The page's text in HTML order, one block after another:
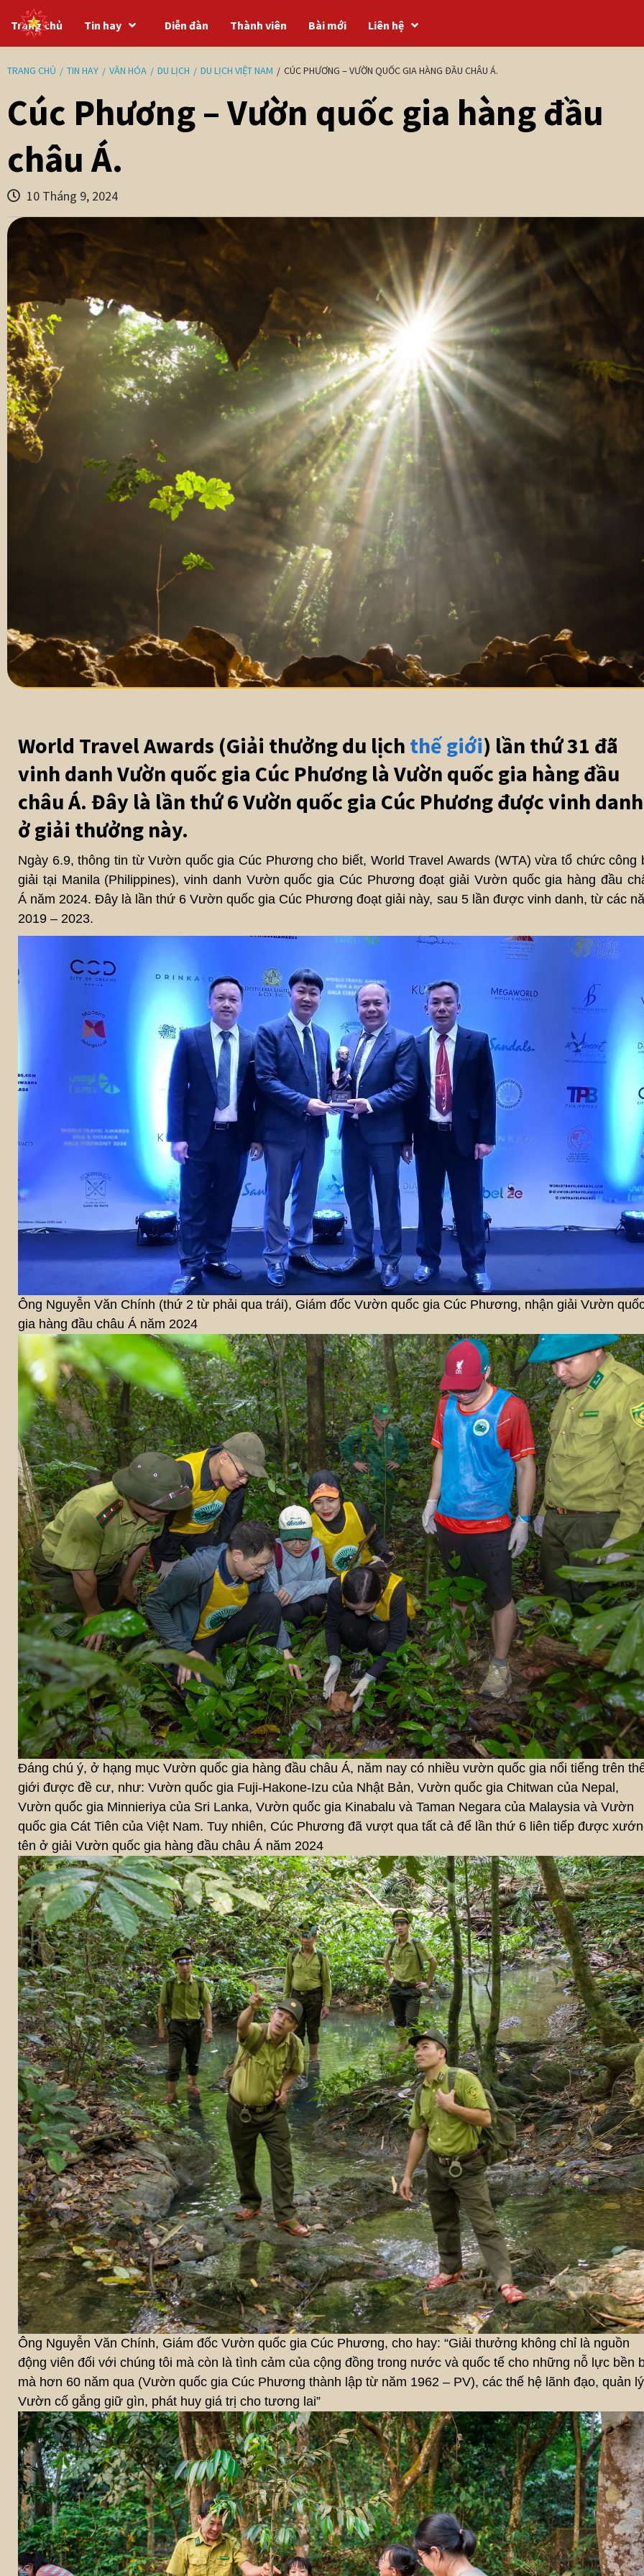
Trang chủ Tin hay Diễn đàn Thành viên Bài mới Liên hệ
TRANG CHỦ TIN HAY VĂN HÓA DU LỊCH DU LỊCH VIỆT NAM CÚC PHƯƠNG – VƯỜN QUỐC GIA HÀNG ĐẦU CHÂU Á.
Cúc Phương – Vườn quốc gia hàng đầu
châu Á.
10 Tháng 9, 2024
World Travel Awards (Giải thưởng du lịch thế giới) lần thứ 31 đã
vinh danh Vườn quốc gia Cúc Phương là Vườn quốc gia hàng đầu
châu Á. Đây là lần thứ 6 Vườn quốc gia Cúc Phương được vinh danh
ở giải thưởng này.
Ngày 6.9, thông tin từ Vườn quốc gia Cúc Phương cho biết, World Travel Awards (WTA) vừa tổ chức công
giải tại Manila (Philippines), vinh danh Vườn quốc gia Cúc Phương đoạt giải Vườn quốc gia hàng đầu
Á năm 2024. Đây là lần thứ 6 Vườn quốc gia Cúc Phương đoạt giải này, sau 5 lần được vinh danh, từ các
2019 – 2023.
Ông Nguyễn Văn Chính (thứ 2 từ phải qua trái), Giám đốc Vườn quốc gia Cúc Phương, nhận giải Vườn
gia hàng đầu châu Á năm 2024
Đáng chú ý, ở hạng mục Vườn quốc gia hàng đầu châu Á, năm nay có nhiều vườn quốc gia nổi tiếng trên
giới được đề cư, như: Vườn quốc gia Fuji-Hakone-Izu của Nhật Bản, Vườn quốc gia Chitwan của Nepal,
Vườn quốc gia Minnieriya của Sri Lanka, Vườn quốc gia Kinabalu và Taman Negara của Malaysia và Vườn
quốc gia Cát Tiên của Việt Nam. Tuy nhiên, Cúc Phương đã vượt qua tất cả để lần thứ 6 liên tiếp được
tên ở giải Vườn quốc gia hàng đầu châu Á năm 2024
Ông Nguyễn Văn Chính, Giám đốc Vườn quốc gia Cúc Phương, cho hay: “Giải thưởng không chỉ là nguồn
động viên đối với chúng tôi mà còn là tình cảm của cộng đồng trong nước và quốc tế cho những nỗ lực bền
mà hơn 60 năm qua (Vườn quốc gia Cúc Phương thành lập từ năm 1962 – PV), các thế hệ lãnh đạo, quản lý
Vườn cố gắng giữ gìn, phát huy giá trị cho tương lai”